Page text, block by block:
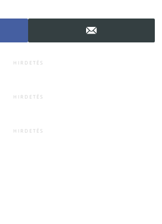
HIRDETÉS
HIRDETÉS
HIRDETÉS